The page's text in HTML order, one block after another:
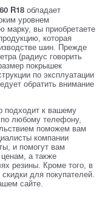
R18 обладает
уровнем
марку, вы приобретаете
которая
шин. Прежде
(радиус говорить
покрышек
по эксплуатации
обратить внимание
подходит к вашему
любому телефону,
поможем вам
компании
и помогут вам
а также
резины. Кроме того, в
для покупателей.
сайте.